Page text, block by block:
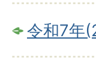
令和7年